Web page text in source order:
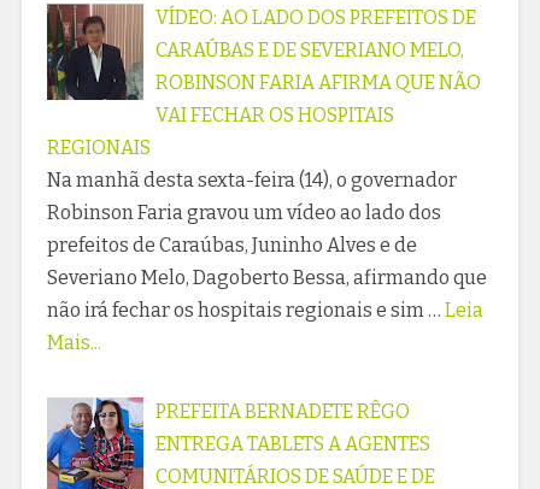
VÍDEO: AO LADO DOS PREFEITOS DE
CARAÚBAS E DE SEVERIANO MELO,
ROBINSON FARIA AFIRMA QUE NÃO
VAI FECHAR OS HOSPITAIS
REGIONAIS
Na manhã desta sexta-feira (14), o governador
Robinson Faria gravou um vídeo ao lado dos
prefeitos de Caraúbas, Juninho Alves e de
Severiano Melo, Dagoberto Bessa, afirmando que
não irá fechar os hospitais regionais e sim … Leia
Mais...
PREFEITA BERNADETE RÊGO
ENTREGA TABLETS A AGENTES
COMUNITÁRIOS DE SAÚDE E DE